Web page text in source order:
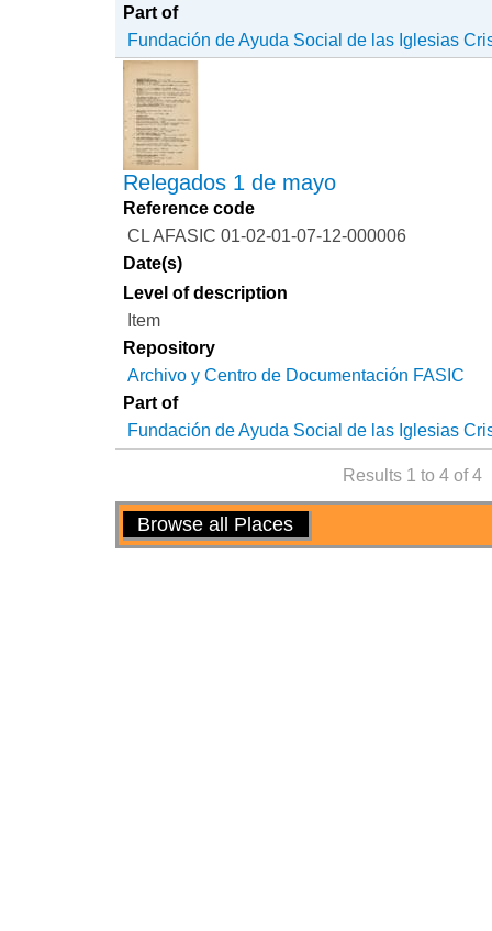
Part of
Fundación de Ayuda Social de las Iglesias
Relegados 1 de mayo
Reference code
CL AFASIC 01-02-01-07-12-000006
Date(s)
Level of description
Item
Repository
Archivo y Centro de Documentación FASIC
Part of
Fundación de Ayuda Social de las Iglesias
Results 1 to 4 of 4
Actions
Browse all Places